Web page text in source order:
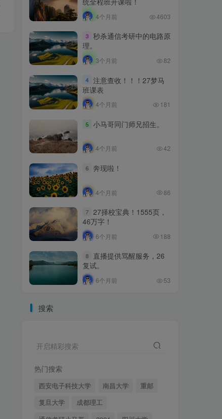
4个月前 4603
3 秒杀通信考研中的电路原
理。
3个月前 82
4 注意查收！！！27梦马
班课表
4个月前 181
5 小马哥同门师兄招生。
4个月前 42
6 奔现啦！
4个月前 86
7 27择校宝典！1555页，
46万字！
6个月前 188
8
直播提供骂醒服务，26
复试。
6个月前 53
搜索
开启精彩搜索
热门搜索
西安电子科技大学 南昌大学
重邮
复旦大学
成都理工